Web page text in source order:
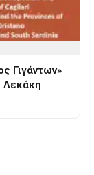
Γιγάντων»
Λεκάκη